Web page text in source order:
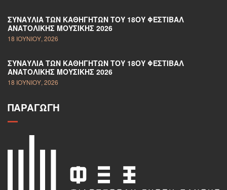
ΣΥΝΑΥΛΊΑ ΤΩΝ ΚΑΘΗΓΗΤΏΝ ΤΟΥ 18ΟΥ ΦΕΣΤΙΒΆΛ
ΑΝΑΤΟΛΙΚΉΣ ΜΟΥΣΙΚΉΣ 2026
18 ΙΟΥΝΊΟΥ, 2026
ΣΥΝΑΥΛΊΑ ΤΩΝ ΚΑΘΗΓΗΤΏΝ ΤΟΥ 18ΟΥ ΦΕΣΤΙΒΆΛ
ΑΝΑΤΟΛΙΚΉΣ ΜΟΥΣΙΚΉΣ 2026
18 ΙΟΥΝΊΟΥ, 2026
ΠΑΡΑΓΩΓΉ